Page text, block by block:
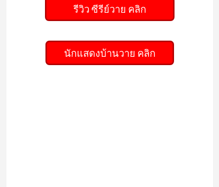
รีวิว ซีรีย์วาย คลิก
นักแสดงบ้านวาย คลิก